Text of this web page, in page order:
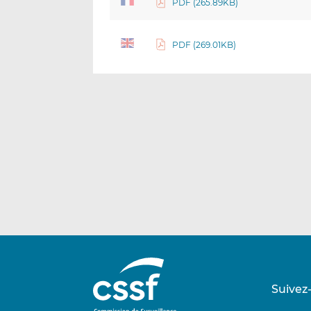
PDF (265.89KB)
PDF (269.01KB)